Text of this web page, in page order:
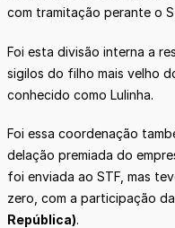
com tramitação perante o
Foi esta divisão interna a
sigilos do filho mais velho
conhecido como Lulinha.
Foi essa coordenação
delação premiada do
foi enviada ao STF, mas
zero, com a participação da
República).